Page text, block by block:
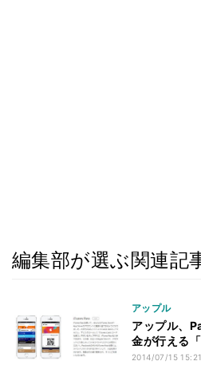
編集部が選ぶ関連記
アップル
アップル、
金が行える
2014/07/15 15:21